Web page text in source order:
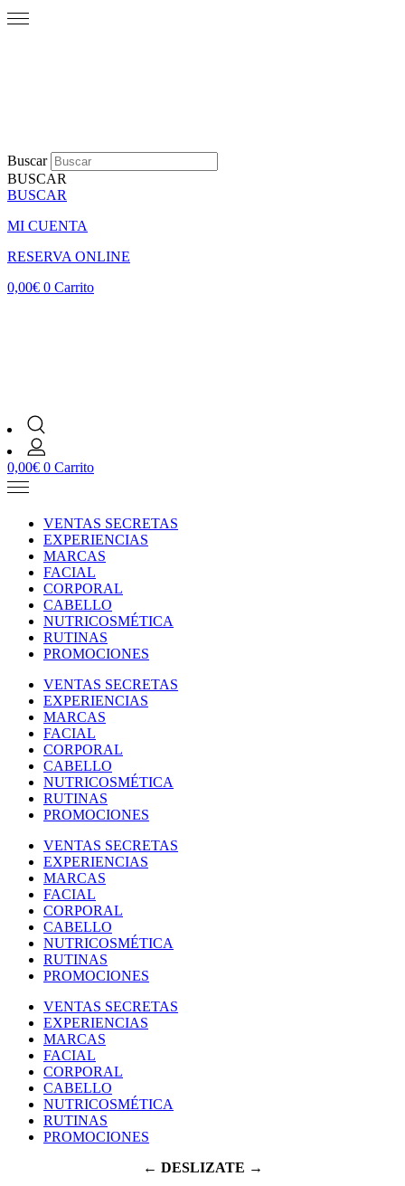
Buscar
BUSCAR
BUSCAR
MI CUENTA
RESERVA ONLINE
0,00€ 0 Carrito
0,00€ 0 Carrito
VENTAS SECRETAS
EXPERIENCIAS
MARCAS
FACIAL
CORPORAL
CABELLO
NUTRICOSMÉTICA
RUTINAS
PROMOCIONES
VENTAS SECRETAS
EXPERIENCIAS
MARCAS
FACIAL
CORPORAL
CABELLO
NUTRICOSMÉTICA
RUTINAS
PROMOCIONES
VENTAS SECRETAS
EXPERIENCIAS
MARCAS
FACIAL
CORPORAL
CABELLO
NUTRICOSMÉTICA
RUTINAS
PROMOCIONES
VENTAS SECRETAS
EXPERIENCIAS
MARCAS
FACIAL
CORPORAL
CABELLO
NUTRICOSMÉTICA
RUTINAS
PROMOCIONES
← DESLIZATE →